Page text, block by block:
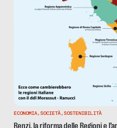
ECONOMIA, SOCIETÀ, SOSTENIBILITÀ
Renzi, la riforma delle Regioni e